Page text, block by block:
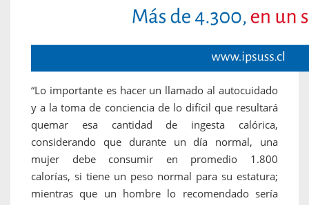
“Lo importante es hacer un llamado al autocuidado
y a la toma de conciencia de lo difícil que resultará
quemar esa cantidad de ingesta calórica,
considerando que durante un día normal, una
mujer debe consumir en promedio 1.800
calorías, si tiene un peso normal para su estatura;
mientras que un hombre lo recomendado sería